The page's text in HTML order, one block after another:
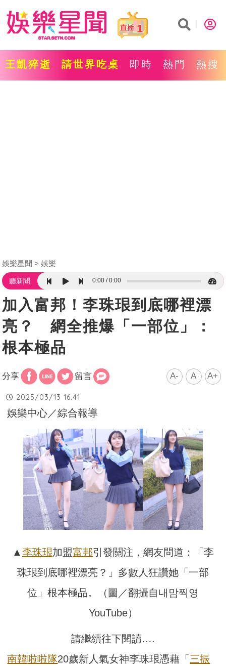
1
王凱猝逝 請世界吃桌 即時 熱門 熱搜
娛樂星聞 娛樂
聽新聞 0:00 0:00
加入富邦！李珠珢到底哪裡漂
亮？ 網全推爆「一部位」：
根本極品
分享 留言 A- A A+
2025/03/13 16:41
娛樂中心／綜合報導
▲李珠珢加盟富邦引發關注，網友問道：「李
珠珢到底哪裡漂亮？」多數人狂讚她「一部
位」根本極品。（圖／翻攝自내맘찍영
YouTube）
請繼續往下閱讀….
南韓啦啦隊20歲新人氣女神李珠珢憑藉「三振